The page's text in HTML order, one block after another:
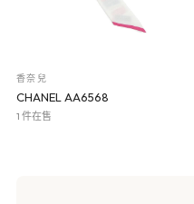
香奈兒
CHANEL AA6568
1 件在售